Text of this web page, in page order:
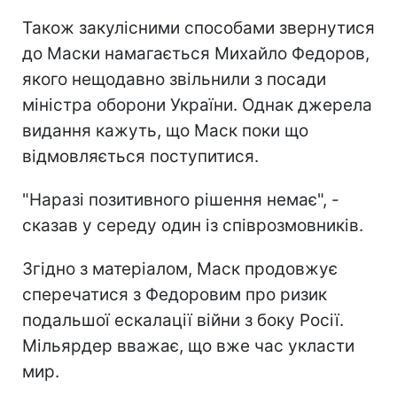
Також закулісними способами звернутися
до Маски намагається Михайло Федоров,
якого нещодавно звільнили з посади
міністра оборони України. Однак джерела
видання кажуть, що Маск поки що
відмовляється поступитися.
"Наразі позитивного рішення немає", -
сказав у середу один із співрозмовників.
Згідно з матеріалом, Маск продовжує
сперечатися з Федоровим про ризик
подальшої ескалації війни з боку Росії.
Мільярдер вважає, що вже час укласти
мир.